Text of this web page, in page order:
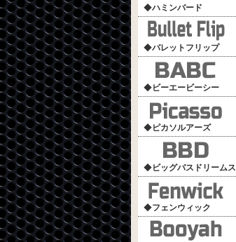
◆ハミンバード
◆バレットフリップ
◆ビーエービーシー
◆ピカソルアーズ
◆ビッグバスドリームス
◆フェンウィック